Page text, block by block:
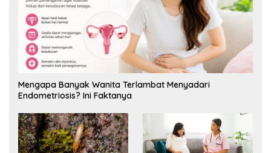
Mengapa Banyak Wanita Terlambat Menyadari
Endometriosis? Ini Faktanya